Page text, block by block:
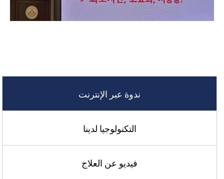
ندوة عبر الإنترنت
التكنولوجيا لدينا
فيديو عن العلاج